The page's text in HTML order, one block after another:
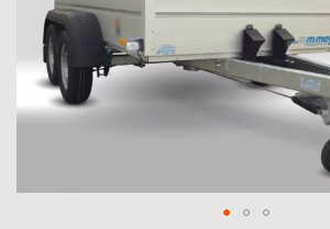
gallery